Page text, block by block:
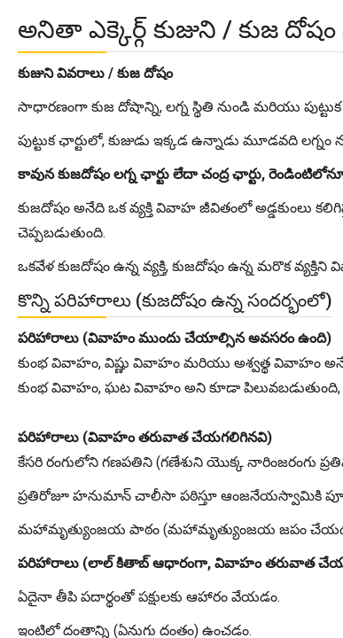
అనితా ఎక్కెర్గ్ కుజుని / కుజ
కుజుని వివరాలు / కుజ దోషం
సాధారణంగా కుజ దోషాన్ని, లగ్న స్థితి నుండి మరియు పుట్టుక
పుట్టుక ఛార్టులో, కుజుడు ఇక్కడ ఉన్నాడు మూడవది
కావున కుజదోషం లగ్న ఛార్టు లేదా చంద్ర ఛార్టు,
కుజదోషం అనేది ఒక వ్యక్తి వివాహ జీవితంలో అడ్డకుంలు
చెప్పబడుతుంది.
ఒకవేళ కుజదోషం ఉన్న వ్యక్తి, కుజదోషం ఉన్న మరొక
కొన్ని పరిహారాలు (కుజదోషం ఉన్న సందర్భంలో)
పరిహారాలు (వివాహం ముందు చేయాల్సిన అవసరం ఉంది)
కుంభ వివాహం, విష్ణు వివాహం మరియు అశ్వత్థ వివాహం
కుంభ వివాహం, ఘట వివాహం అని కూడా
పరిహారాలు (వివాహం తరువాత చేయగలిగినవి)
కేసరి రంగులోని గణపతిని (గణేశుని యొక్క నారింజరంగు
ప్రతిరోజూ హనుమాన్ చాలీసా పఠిస్తూ ఆంజనేయస్వామికి
మహామృత్యుంజయ పాఠం (మహామృత్యుంజయ జపం
పరిహారాలు (లాల్ కితాబ్ ఆధారంగా, వివాహం తరువాత
ఏదైనా తీపి పదార్థంతో పక్షులకు ఆహారం వేయడం.
ఇంటిలో దంతాన్ని (ఏనుగు దంతం) ఉంచడం.